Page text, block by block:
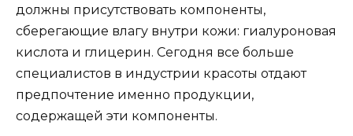
должны присутствовать компоненты,
сберегающие влагу внутри кожи: гиалуроновая
кислота и глицерин. Сегодня все больше
специалистов в индустрии красоты отдают
предпочтение именно продукции,
содержащей эти компоненты.